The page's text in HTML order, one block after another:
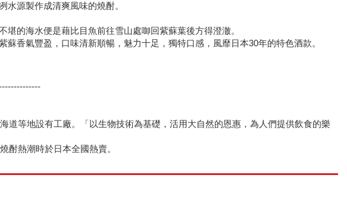
源製作成清爽風味的燒酎。
的海水便是藉比目魚前往雪山處啣回紫蘇葉後方得澄澈。
香氣豐盈，口味清新順暢，魅力十足，獨特口感，風靡日本30年的特色酒款。
道等地設有工廠。「以生物技術為基礎，活用大自然的恩惠，為人們提供飲食的樂
酎熱潮時於日本全國熱賣。